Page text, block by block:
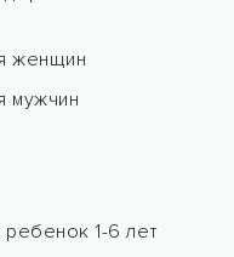
женщин
мужчин
1-6 лет